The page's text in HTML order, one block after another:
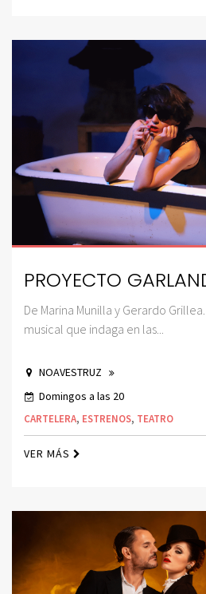
PROYECTO
De Marina Munilla y Gerardo
musical que indaga en las...
NOAVESTRUZ
Domingos a las 20
CARTELERA, ESTRENOS, TEATRO
VER MÁS